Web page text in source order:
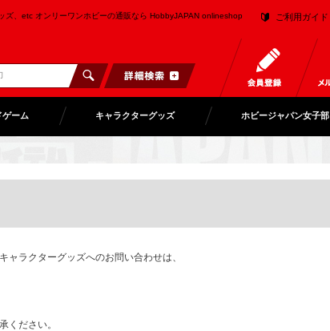
ズ、etc オンリーワンホビーの通販なら HobbyJAPAN onlineshop ご利用ガイド
ゲーム キャラクターグッズ ホビージャパン女子部
ラクターグッズへのお問い合わせは、
ください。